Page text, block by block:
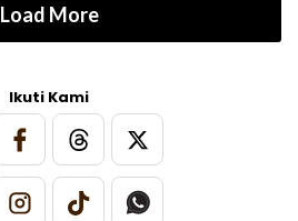
Load More
Ikuti Kami